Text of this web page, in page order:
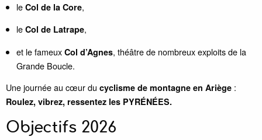
le Col de la Core,
le Col de Latrape,
et le fameux Col d’Agnes, théâtre de nombreux exploits de la
Grande Boucle.
Une journée au cœur du cyclisme de montagne en Ariège:
Roulez, vibrez, ressentez les PYRÉNÉES.
Objectifs 2026